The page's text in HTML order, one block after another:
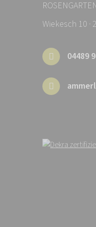
Wiekesch 10 ·
04489